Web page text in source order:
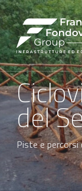
Skip
to
main
content
del
Piste e percorsi